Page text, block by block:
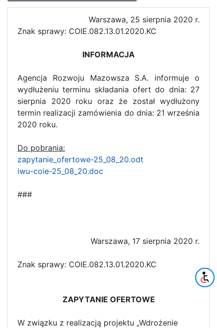
Warszawa, 25 sierpnia 2020 r.
Znak sprawy: COIE.082.13.01.2020.KC
INFORMACJA
Agencja Rozwoju Mazowsza S.A. informuje o
wydłużeniu terminu składania ofert do dnia: 27
sierpnia 2020 roku oraz że został wydłużony
termin realizacji zamówienia do dnia: 21 września
2020 roku.
Do pobrania:
zapytanie_ofertowe-25_08_20.odt
iwu-coie-25_08_20.doc
###
Warszawa, 17 sierpnia 2020 r.
Znak sprawy: COIE.082.13.01.2020.KC
ZAPYTANIE OFERTOWE
W związku z realizacją projektu „Wdrożenie